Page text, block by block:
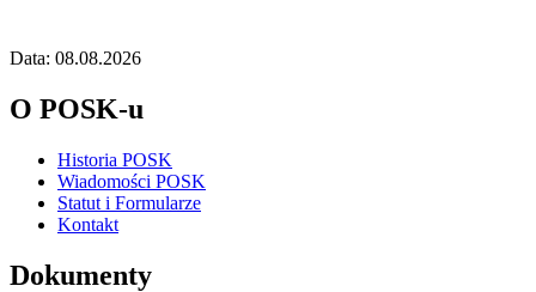
Data: 08.08.2026
O POSK-u
Historia POSK
Wiadomości POSK
Statut i Formularze
Kontakt
Dokumenty